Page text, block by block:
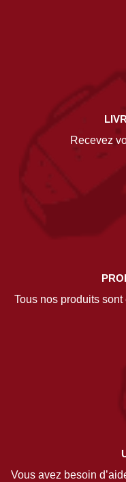
Recevez
Tous nos produits
Vous avez besoin